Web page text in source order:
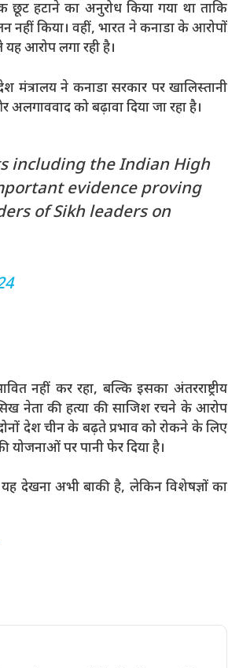
छूट हटाने का अनुरोध किया गया था ताकि
किया। वहीं, भारत ने कनाडा के आरोपों
आरोप लगा रही है।
मंत्रालय ने कनाडा सरकार पर खालिस्तानी
को बढ़ावा दिया जा रहा है।
including the Indian High
evidence proving
of Sikh leaders on
नहीं कर रहा, बल्कि इसका अंतरराष्ट्रीय
नेता की हत्या की साजिश रचने के आरोप
देश चीन के बढ़ते प्रभाव को रोकने के लिए
पर पानी फेर दिया है।
देखना अभी बाकी है, लेकिन विशेषज्ञों का